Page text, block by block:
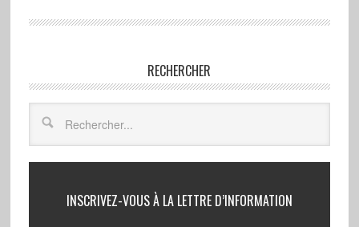
RECHERCHER
INSCRIVEZ-VOUS À LA LETTRE D’INFORMATION